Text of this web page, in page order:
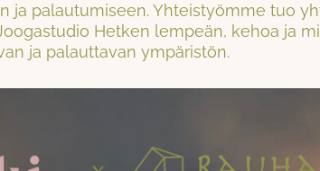
ja palautumiseen. Yhteistyömme tuo
Hetken lempeän, kehoa ja
ja palauttavan ympäristön.